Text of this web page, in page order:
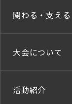
関わる・支える
大会について
活動紹介